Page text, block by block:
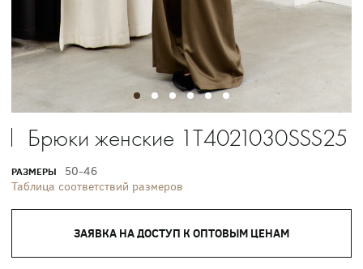
Брюки женские 1T4021030SSS25
РАЗМЕРЫ
50-46
Таблица соответствий размеров
ЗАЯВКА НА ДОСТУП К ОПТОВЫМ ЦЕНАМ